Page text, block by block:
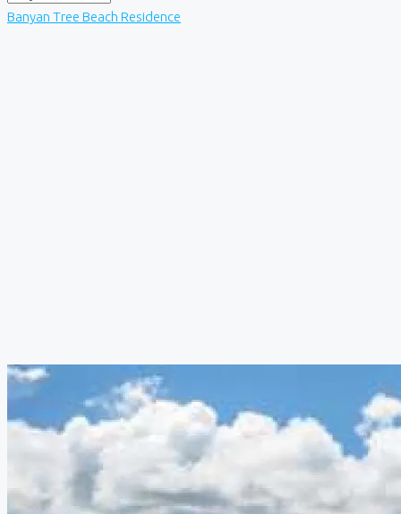
Banyan Tree Beach Residence